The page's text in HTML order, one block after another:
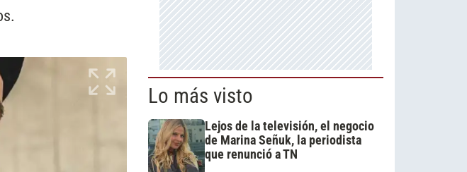
Lo más visto
Lejos de la televisión, el negocio
de Marina Señuk, la periodista
que renunció a TN